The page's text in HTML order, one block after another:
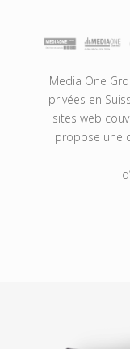
Media One
privées en
sites web
propose une